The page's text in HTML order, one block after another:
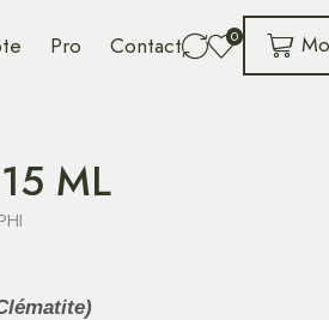
Pro Contact 0
ML